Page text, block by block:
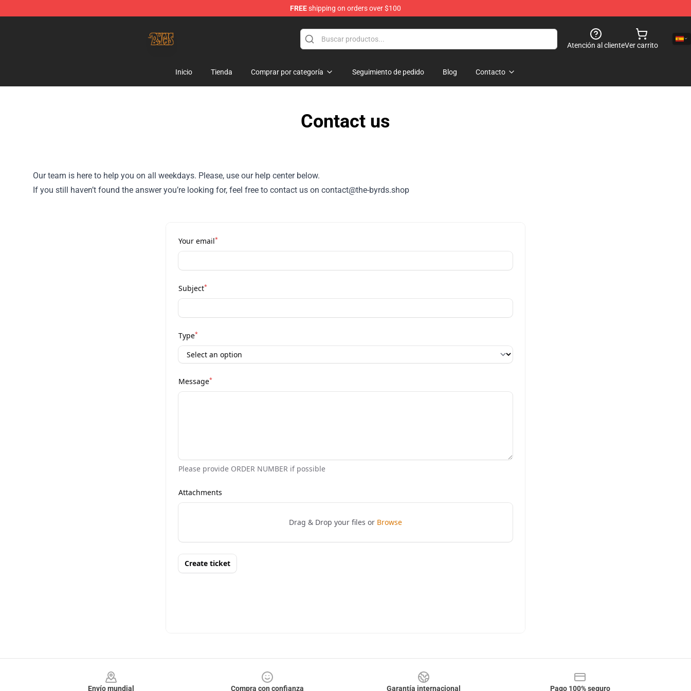
FREEshipping on orders over $100
Atención al clienteVer carrito
Inicio Tienda Comprar por categoría Seguimiento de pedido Blog Contacto
Contact us
Our team is here to help you on all weekdays. Please, use our help center below.
If you still haven’t found the answer you’re looking for, feel free to contact us on contact@the-byrds.shop
Envío mundial Compra con confianza Garantía internacional Pago 100% seguro